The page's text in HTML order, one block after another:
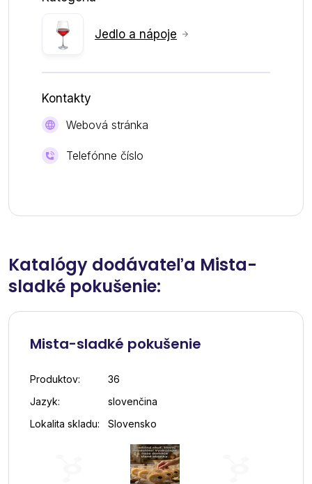
Jedlo a nápoje
Kontakty
Webová stránka
Telefónne číslo
Katalógy dodávateľa Mista-
sladké pokušenie:
Mista-sladké pokušenie
Produktov:
36
Jazyk:
slovenčina
Lokalita skladu:
Slovensko